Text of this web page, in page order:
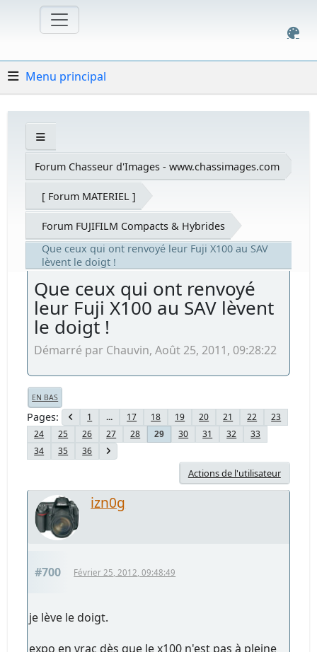
Menu principal
Forum Chasseur d'Images - www.chassimages.com
[ Forum MATERIEL ]
Forum FUJIFILM Compacts & Hybrides
Que ceux qui ont renvoyé leur Fuji X100 au SAV
lèvent le doigt !
Que ceux qui ont renvoyé
leur Fuji X100 au SAV lèvent
le doigt !
Démarré par Chauvin, Août 25, 2011, 09:28:22
EN BAS
Pages 1 ... 17 18 19 20 21 22
23
24
25 26 27 28 29 30 31 32
33
34
35 36
Actions de l'utilisateur
izn0g
#700 Février 25, 2012, 09:48:49
je lève le doigt.
expo en vrac dès que le x100 n'est pas à pleine